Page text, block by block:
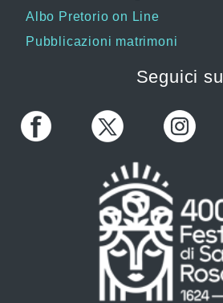
Albo Pretorio on Line
Pubblicazioni matrimoni
Seguici su